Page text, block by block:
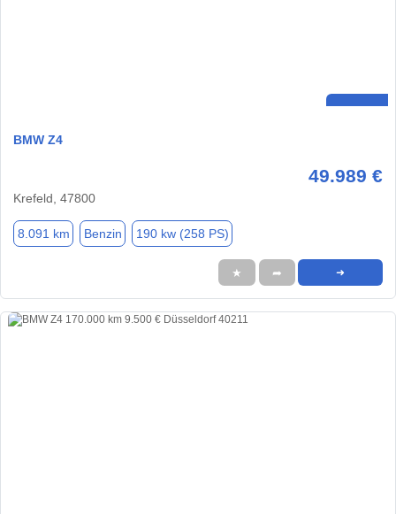
BMW Z4
49.989 €
Krefeld, 47800
8.091 km Benzin 190 kw (258 PS)
★ ➦ ➜